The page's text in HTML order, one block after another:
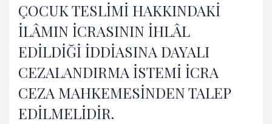
ÇOCUK TESLİMİ HAKKINDAKİ
İLÂMIN İCRASININ İHLÂL
EDİLDİĞİ İDDİASINA DAYALI
CEZALANDIRMA İSTEMİ İCRA
CEZA MAHKEMESİNDEN TALEP
EDİLMELİDİR.